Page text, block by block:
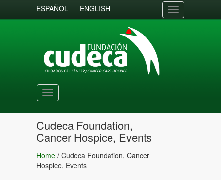
ESPAÑOL ENGLISH
Toggle
navigation
Toggle
navigation
Cudeca Foundation,
Cancer Hospice, Events
Home / Cudeca Foundation, Cancer
Hospice, Events